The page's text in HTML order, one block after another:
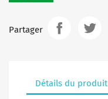
Partager
Détails du produit